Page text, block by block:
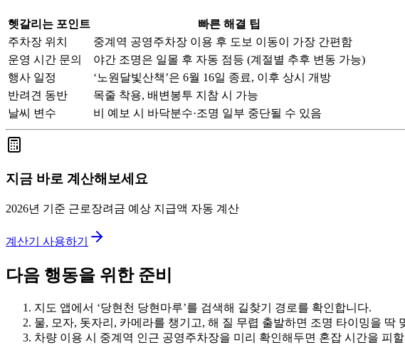
헷갈리는 포인트
빠른 해결 팁
주차장 위치
중계역 공영주차장 이용 후 도보 이동이 가장 간편함
운영 시간 문의
야간 조명은 일몰 후 자동 점등 (계절별 추후 변동 가능)
행사 일정
‘노원달빛산책’은 6월 16일 종료, 이후 상시 개방
반려견 동반
목줄 착용, 배변봉투 지참 시 가능
날씨 변수
비 예보 시 바닥분수·조명 일부 중단될 수 있음
지금 바로 계산해보세요
2026년 기준 근로장려금 예상 지급액 자동 계산
계산기 사용하기
다음 행동을 위한 준비
지도 앱에서 ‘당현천 당현마루’를 검색해 길찾기 경로를 확인합니다.
물, 모자, 돗자리, 카메라를 챙기고, 해 질 무렵 출발하면 조명 타이밍을 딱
차량 이용 시 중계역 인근 공영주차장을 미리 확인해두면 혼잡 시간을 피